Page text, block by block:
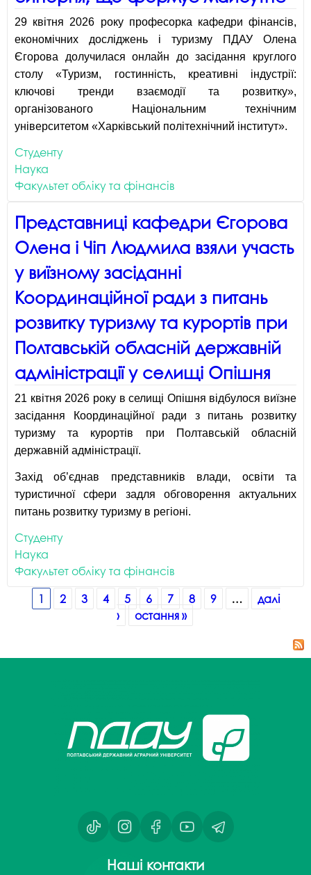
29 квітня 2026 року професорка кафедри фінансів,
економічних досліджень і туризму ПДАУ Олена
Єгорова долучилася онлайн до засідання круглого
столу «Туризм, гостинність, креативні індустрії:
ключові тренди взаємодії та розвитку»,
організованого Національним технічним
університетом «Харківський політехнічний інститут».
Студенту
Наука
Факультет обліку та фінансів
Представниці кафедри Єгорова
Олена і Чіп Людмила взяли участь
у виїзному засіданні
Координаційної ради з питань
розвитку туризму та курортів при
Полтавській обласній державній
адміністрації у селищі Опішня
21 квітня 2026 року в селищі Опішня відбулося виїзне
засідання Координаційної ради з питань розвитку
туризму та курортів при Полтавській обласній
державній адміністрації.
Захід об’єднав представників влади, освіти та
туристичної сфери задля обговорення актуальних
питань розвитку туризму в регіоні.
Студенту
Наука
Факультет обліку та фінансів
Сторінки
1 2 3 4 5 6 7 8 9 …
далі
›
остання »
Наші контакти